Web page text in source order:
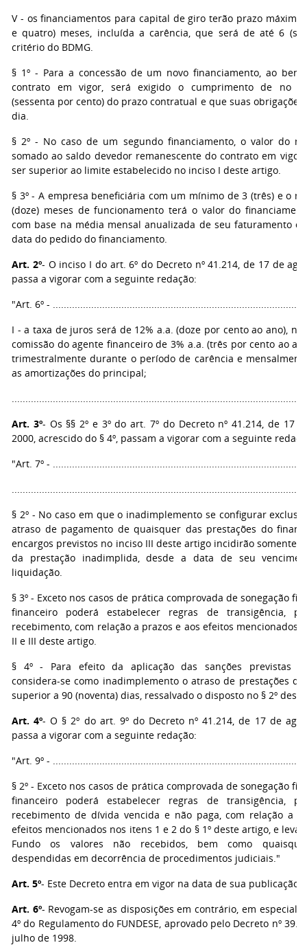
V - os financiamentos para capital de giro terão prazo máximo
e quatro) meses, incluída a carência, que será de até 6
critério do BDMG.
§ 1º - Para a concessão de um novo financiamento, ao
contrato em vigor, será exigido o cumprimento de no
(sessenta por cento) do prazo contratual e que suas obrigações
dia.
§ 2º - No caso de um segundo financiamento, o valor do
somado ao saldo devedor remanescente do contrato em vigor
ser superior ao limite estabelecido no inciso I deste artigo.
§ 3º - A empresa beneficiária com um mínimo de 3 (três) e o
(doze) meses de funcionamento terá o valor do
com base na média mensal anualizada de seu faturamento
data do pedido do financiamento.
Art. 2º- O inciso I do art. 6º do Decreto nº 41.214, de 17 de
passa a vigorar com a seguinte redação:
"Art. 6º -
I - a taxa de juros será de 12% a.a. (doze por cento ao ano),
comissão do agente financeiro de 3% a.a. (três por cento ao
trimestralmente durante o período de carência e
as amortizações do principal;
Art. 3º- Os §§ 2º e 3º do art. 7º do Decreto nº 41.214, de 17
2000, acrescido do § 4º, passam a vigorar com a seguinte
"Art. 7º -
§ 2º - No caso em que o inadimplemento se configurar
atraso de pagamento de quaisquer das prestações do
encargos previstos no inciso III deste artigo incidirão somente
da prestação inadimplida, desde a data de seu
liquidação.
§ 3º - Exceto nos casos de prática comprovada de sonegação
financeiro poderá estabelecer regras de transigência,
recebimento, com relação a prazos e aos efeitos mencionados
II e III deste artigo.
§ 4º - Para efeito da aplicação das sanções previstas
considera-se como inadimplemento o atraso de prestações
superior a 90 (noventa) dias, ressalvado o disposto no § 2º
Art. 4º- O § 2º do art. 9º do Decreto nº 41.214, de 17 de
passa a vigorar com a seguinte redação:
"Art. 9º -
§ 2º - Exceto nos casos de prática comprovada de sonegação
financeiro poderá estabelecer regras de transigência,
recebimento de dívida vencida e não paga, com relação a
efeitos mencionados nos itens 1 e 2 do § 1º deste artigo, e
Fundo os valores não recebidos, bem como
despendidas em decorrência de procedimentos judiciais."
Art. 5º- Este Decreto entra em vigor na data de sua publicação.
Art. 6º- Revogam-se as disposições em contrário, em especial
4º do Regulamento do FUNDESE, aprovado pelo Decreto nº
julho de 1998.